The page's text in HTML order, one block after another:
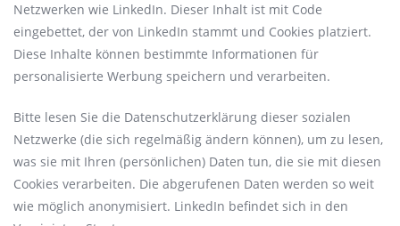
Netzwerken wie LinkedIn. Dieser Inhalt ist mit Code
eingebettet, der von LinkedIn stammt und Cookies platziert.
Diese Inhalte können bestimmte Informationen für
personalisierte Werbung speichern und verarbeiten.
Bitte lesen Sie die Datenschutzerklärung dieser sozialen
Netzwerke (die sich regelmäßig ändern können), um zu lesen,
was sie mit Ihren (persönlichen) Daten tun, die sie mit diesen
Cookies verarbeiten. Die abgerufenen Daten werden so weit
wie möglich anonymisiert. LinkedIn befindet sich in den